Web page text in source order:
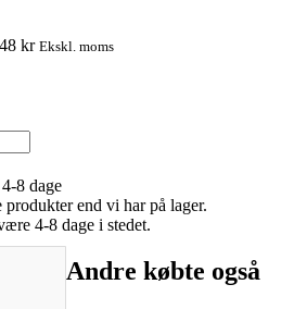
kr Ekskl. moms
8 dage
end vi har på lager.
4-8 dage i stedet.
Andre købte også